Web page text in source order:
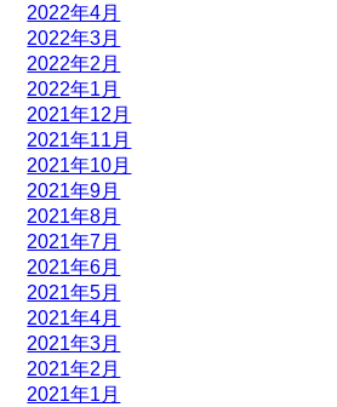
2022年4月
2022年3月
2022年2月
2022年1月
2021年12月
2021年11月
2021年10月
2021年9月
2021年8月
2021年7月
2021年6月
2021年5月
2021年4月
2021年3月
2021年2月
2021年1月